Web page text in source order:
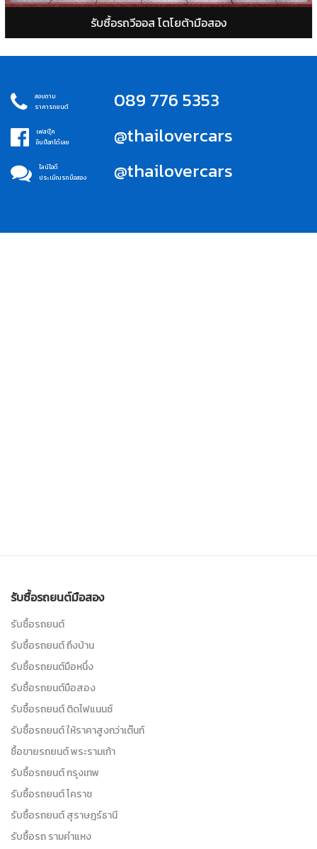
รับซื้อรถวีออส โตโยต้ามือสอง
สอบถาม
ราคารถยนต์
089 776 5353
เฟสบุ๊ค
อินบ็อกได้เลย
@thailovercars
ไลน์ไอดี
ประเมิณรถมือสอง
@thailovercars
รับซื้อรถยนต์มือสอง
รับซื้อรถยนต์
รับซื้อรถยนต์ ถึงบ้าน
รับซื้อรถยนต์มือหนึ่ง
รับซื้อรถยนต์มือสอง
รับซื้อรถยนต์ ติดไฟแนนซ์
รับซื้อรถยนต์ ให้ราคาสูงกว่าเต๊นท์
ซื้อขายรถยนต์ พระรามเก้า
รับซื้อรถยนต์ กรุงเทพ
รับซื้อรถยนต์ โคราช
รับซื้อรถยนต์ สุราษฎร์ธานี
รับซื้อรถ รามคำแหง